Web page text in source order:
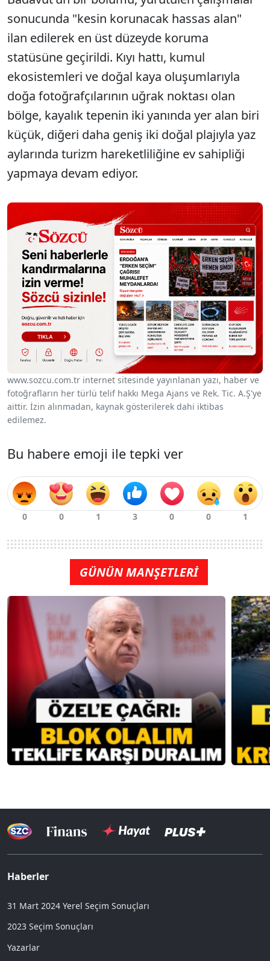
sonucunda "kesin korunacak hassas alan"
ilan edilerek en üst düzeyde koruma
statüsüne geçirildi. Kıyı hattı, kumul
ekosistemleri ve doğal kaya oluşumlarıyla
doğa fotoğrafçılarının uğrak noktası olan
bölge, kayalık tepenin iki yanında yer alan biri
küçük, diğeri daha geniş iki doğal plajıyla yaz
aylarında turizm hareketliliğine ev sahipliği
yapmaya devam ediyor.
www.sozcu.com.tr internet sitesinde yayınlanan yazı, haber ve
fotoğrafların her türlü telif hakkı Mega Ajans ve Rek. Tic. A.Ş'ye
aittir. İzin alınmadan, kaynak gösterilerek dahi iktibas
edilemez.
Bu habere emoji ile tepki ver
GÜNÜN MANŞETLERİ
Haberler
31 Mart 2024 Yerel Seçim Sonuçları
2023 Seçim Sonuçları
Yazarlar